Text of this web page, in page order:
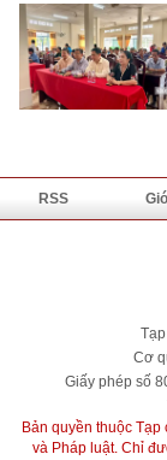
RSS
Cơ
Giấy phép số
Bản quyền thuộc
và Pháp luật. Chỉ